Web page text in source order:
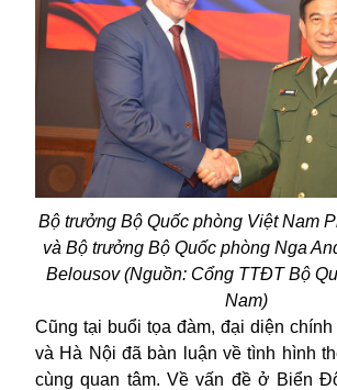
Bộ trưởng Bộ Quốc phòng Việt Nam
và Bộ trưởng Bộ Quốc phòng Nga
Belousov (Nguồn: Cổng TTĐT Bộ
Nam)
Cũng tại buổi tọa đàm, đại diện
và Hà Nội đã bàn luận về tình hình
cùng quan tâm. Về vấn đề ở Biển